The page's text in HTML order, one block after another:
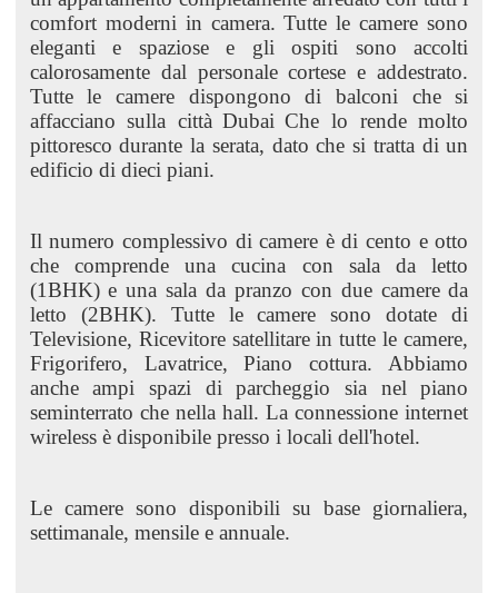
comfort moderni in camera. Tutte le camere sono
eleganti e spaziose e gli ospiti sono accolti
calorosamente dal personale cortese e addestrato.
Tutte le camere dispongono di balconi che si
affacciano sulla città Dubai Che lo rende molto
pittoresco durante la serata, dato che si tratta di un
edificio di dieci piani.
Il numero complessivo di camere è di cento e otto
che comprende una cucina con sala da letto
(1BHK) e una sala da pranzo con due camere da
letto (2BHK). Tutte le camere sono dotate di
Televisione, Ricevitore satellitare in tutte le camere,
Frigorifero, Lavatrice, Piano cottura. Abbiamo
anche ampi spazi di parcheggio sia nel piano
seminterrato che nella hall. La connessione internet
wireless è disponibile presso i locali dell'hotel.
Le camere sono disponibili su base giornaliera,
settimanale, mensile e annuale.